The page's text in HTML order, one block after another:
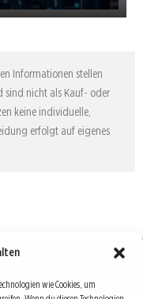
wie Cookies, um
Informationen stellen
sind nicht als Kauf- oder
keine individuelle,
erfolgt auf eigenes